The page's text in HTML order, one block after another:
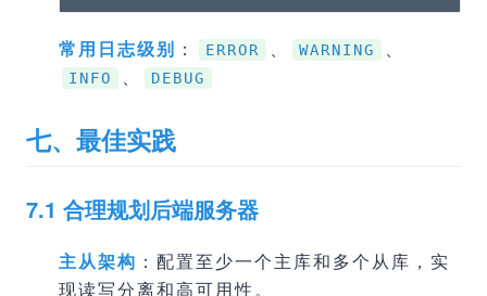
常用日志级别 ： ERROR 、 WARNING 、
INFO 、 DEBUG
七、最佳实践
7.1 合理规划后端服务器
主从架构 ：配置至少一个主库和多个从库，实
现读写分离和高可用性。